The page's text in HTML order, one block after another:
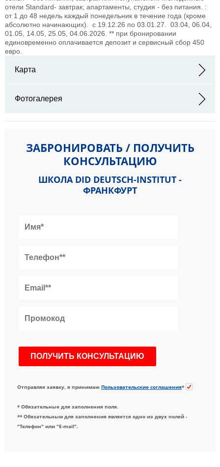
отели Standard- завтрак; апартаменты, студия - без питания. :
от 1 до 48 недель каждый понедельник в течение года (кроме
абсолютно начинающих).
с 19.12.26 по 03.01.27. 03.04, 06.04,
01.05, 14.05, 25.05, 04.06.2026. ** при бронировании
единовременно оплачивается депозит и сервисный сбор 450
евро.
Карта
Фотогалерея
ЗАБРОНИРОВАТЬ / ПОЛУЧИТЬ
КОНСУЛЬТАЦИЮ
ШКОЛА DID DEUTSCH-INSTITUT -
ФРАНКФУРТ
Отправляя заявку, я принимаю Пользовательские соглашения*
* Обязательные для заполнения поля.
** Обязательным для заполнения является одно из двух полей -
"Телефон" или "E-mail".